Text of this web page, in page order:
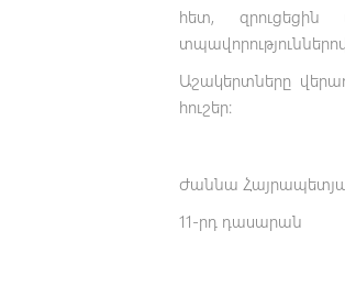
հետ,
Աշակերտները
հուշեր։
Ժաննա
11-րդ դասարան